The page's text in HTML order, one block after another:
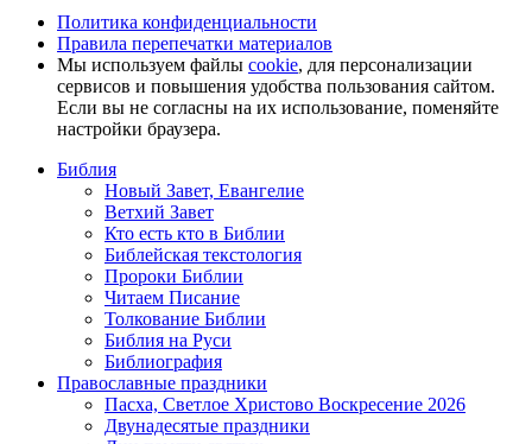
Политика конфиденциальности
Правила перепечатки материалов
Мы используем файлы cookie, для персонализации
сервисов и повышения удобства пользования сайтом.
Если вы не согласны на их использование, поменяйте
настройки браузера.
Библия
Новый Завет, Евангелие
Ветхий Завет
Кто есть кто в Библии
Библейская текстология
Пророки Библии
Читаем Писание
Толкование Библии
Библия на Руси
Библиография
Православные праздники
Пасха, Светлое Христово Воскресение 2026
Двунадесятые праздники